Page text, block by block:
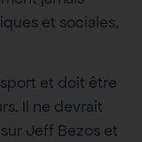
et sociales,
et doit être
Il ne devrait
Jeff Bezos et